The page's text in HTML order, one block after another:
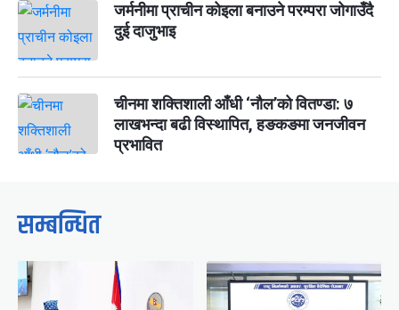
जर्मनीमा प्राचीन कोइला बनाउने परम्परा जोगाउँदै
दुई दाजुभाइ
चीनमा शक्तिशाली आँधी ‘नौल’को वितण्डा: ७
लाखभन्दा बढी विस्थापित, हङकङमा जनजीवन
प्रभावित
सम्बन्धित